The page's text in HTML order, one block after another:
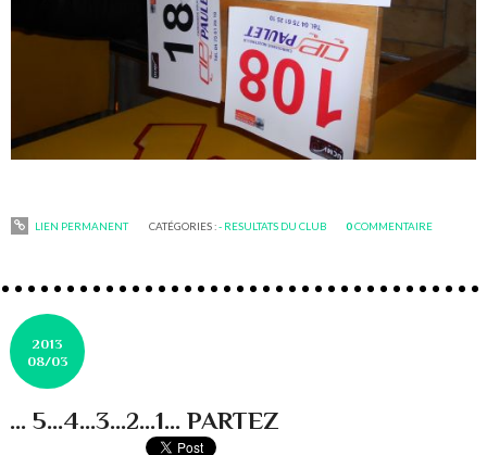
LIEN PERMANENT CATÉGORIES :- RESULTATS DU CLUB 0COMMENTAIRE
2013
08/03
... 5...4...3...2...1... PARTEZ